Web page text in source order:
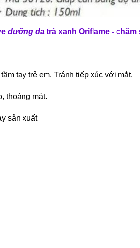
dưỡng datrà xanh Oriflame -
tay trẻ em. Tránh tiếp xúc với mắt.
mát.
sản xuất